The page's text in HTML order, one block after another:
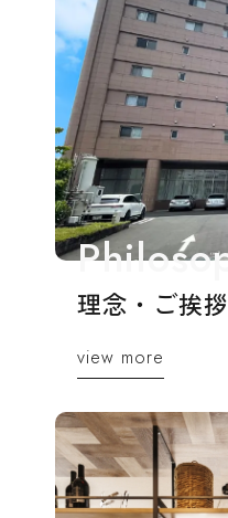
理念・ご挨拶
view more